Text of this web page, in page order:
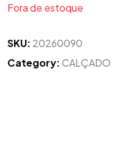
Fora de estoque
SKU: 20260090
Category:CALÇADO